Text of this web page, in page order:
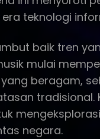
teknologi
baik tren
mulai
beragam,
tradisional.
negara.